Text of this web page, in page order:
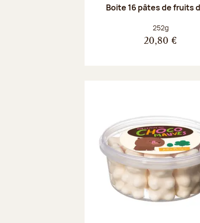
Boite 16 pâtes de fruits
Poids net :
252g
20,80 €